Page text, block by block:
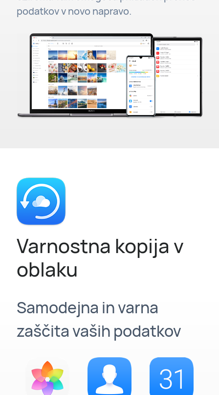
podatkov v novo napravo.
Varnostna kopija v
oblaku
Samodejna in varna
zaščita vaših podatkov